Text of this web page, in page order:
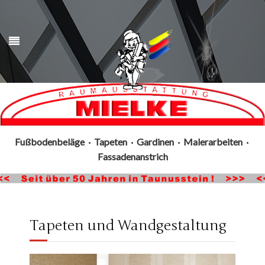
Fußbodenbeläge · Tapeten · Gardinen · Malerarbeiten ·
Fassadenanstrich
Tapeten und Wandgestaltung